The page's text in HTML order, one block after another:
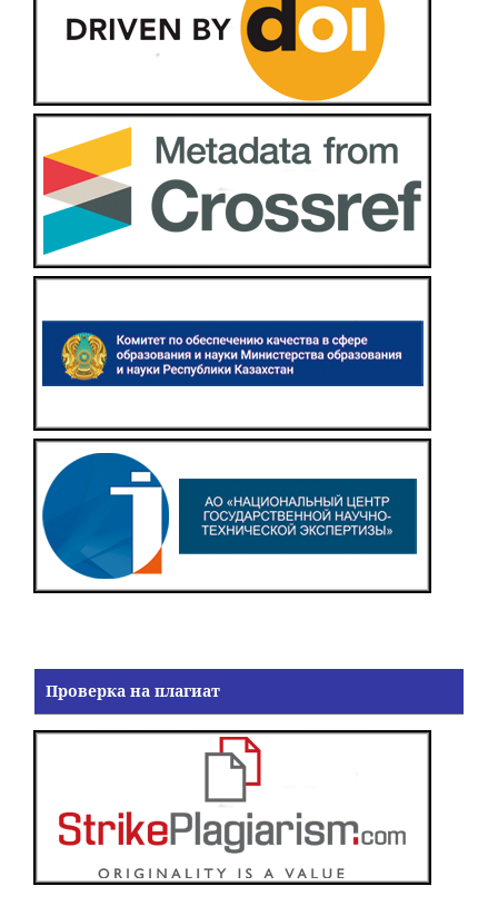
Проверка на плагиат